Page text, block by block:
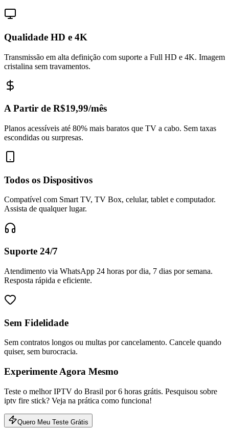
Qualidade HD e 4K
Transmissão em alta definição com suporte a Full HD e 4K. Imagem
cristalina sem travamentos.
A Partir de R$19,99/mês
Planos acessíveis até 80% mais baratos que TV a cabo. Sem taxas
escondidas ou surpresas.
Todos os Dispositivos
Compatível com Smart TV, TV Box, celular, tablet e computador.
Assista de qualquer lugar.
Suporte 24/7
Atendimento via WhatsApp 24 horas por dia, 7 dias por semana.
Resposta rápida e eficiente.
Sem Fidelidade
Sem contratos longos ou multas por cancelamento. Cancele quando
quiser, sem burocracia.
Experimente Agora Mesmo
Teste o melhor IPTV do Brasil por 6 horas grátis. Pesquisou sobre
iptv fire stick? Veja na prática como funciona!
Quero Meu Teste Grátis